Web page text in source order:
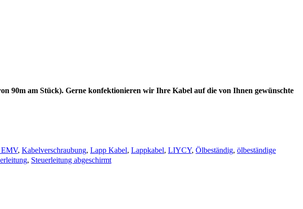
90m am Stück). Gerne konfektionieren wir Ihre Kabel auf die von Ihnen gewünschte
, Kabelverschraubung, Lapp Kabel, Lappkabel, LIYCY, Ölbeständig, ölbeständige
, Steuerleitung abgeschirmt